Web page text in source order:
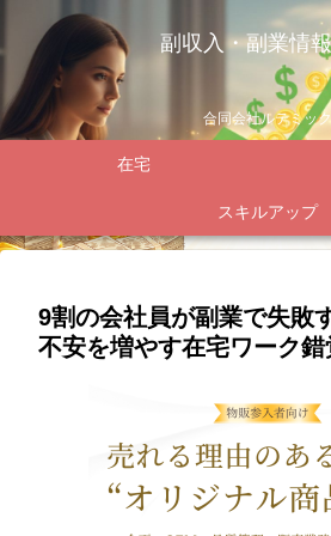
副収入・副業情
合同会社ルテミック
在宅
スキルアップ
9割の会社員が副業で失敗
不安を増やす在宅ワーク錯